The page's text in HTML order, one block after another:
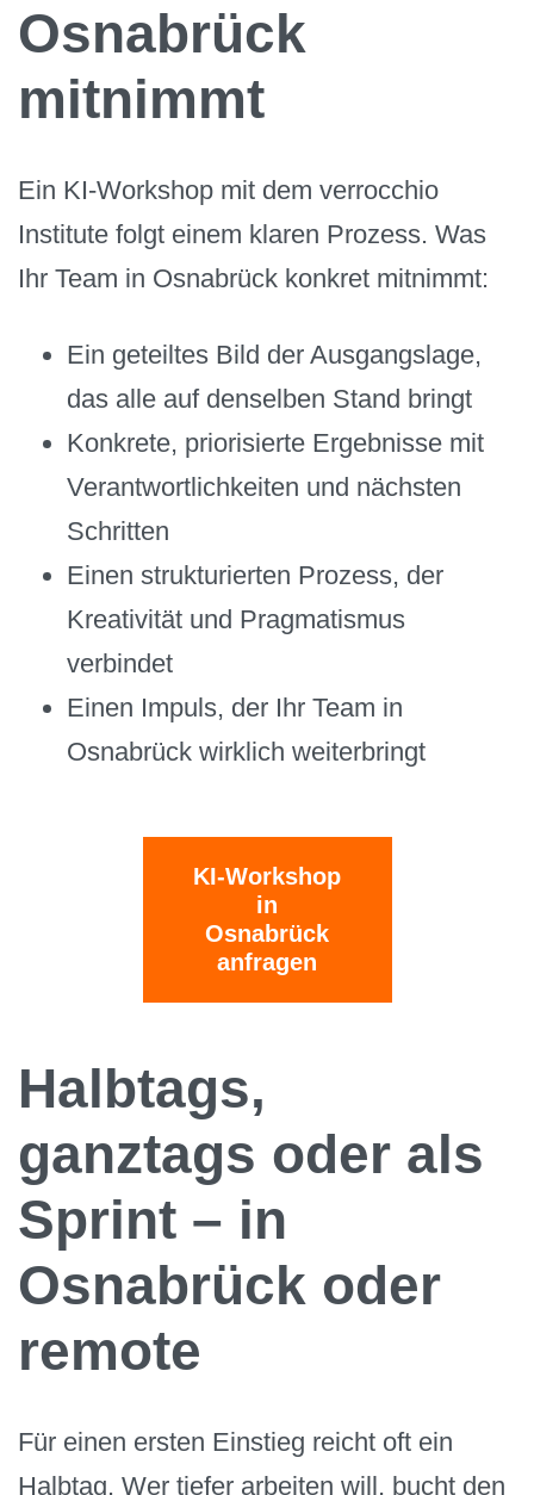
Osnabrück
mitnimmt
Ein KI-Workshop mit dem verrocchio
Institute folgt einem klaren Prozess. Was
Ihr Team in Osnabrück konkret mitnimmt:
Ein geteiltes Bild der Ausgangslage,
das alle auf denselben Stand bringt
Konkrete, priorisierte Ergebnisse mit
Verantwortlichkeiten und nächsten
Schritten
Einen strukturierten Prozess, der
Kreativität und Pragmatismus
verbindet
Einen Impuls, der Ihr Team in
Osnabrück wirklich weiterbringt
KI-Workshop
in
Osnabrück
anfragen
Halbtags,
ganztags oder als
Sprint – in
Osnabrück oder
remote
Für einen ersten Einstieg reicht oft ein
Halbtag. Wer tiefer arbeiten will, bucht den